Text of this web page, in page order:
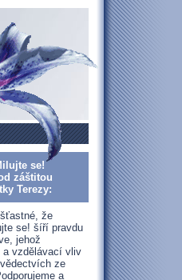
se!
záštitou
Terezy:
že
se! šíří pravdu
jehož
a vzdělávací vliv
ze
a